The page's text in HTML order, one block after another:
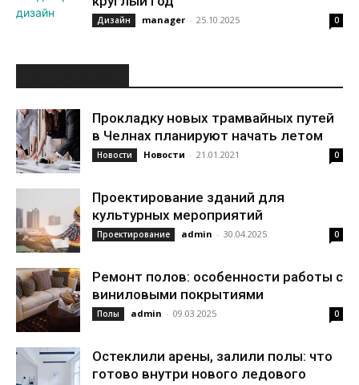
Дизайн manager - 25.10.2025 0
Прокладку новых трамвайных путей
в Челнах планируют начать летом
Новости Новости - 21.01.2021 0
Проектирование зданий для
культурных мероприятий
Проектирование admin - 30.04.2025 0
Ремонт полов: особенности работы с
виниловыми покрытиями
Полы admin - 09.03.2025 0
Остеклили арены, залили полы: что
готово внутри нового ледового